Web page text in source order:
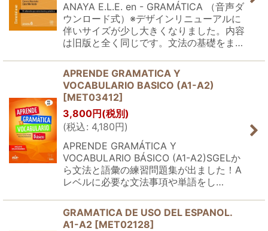
ANAYA E.L.E. en - GRAMÁTICA （音声ダ
ウンロード式）※デザインリニューアルに
伴いサイズが少し大きくなりました。内容
は旧版と全く同じです。文法の基礎をま…
APRENDE GRAMATICA Y
VOCABULARIO BASICO (A1-A2)
[MET03412]
3,800円 (税別)
(税込: 4,180円)
APRENDE GRAMÁTICA Y
VOCABULARIO BÁSICO (A1-A2)SGELか
ら文法と語彙の練習問題集が出ました！A
レベルに必要な文法事項や単語をし…
GRAMATICA DE USO DEL ESPANOL.
A1-A2 [MET02128]